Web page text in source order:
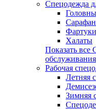
Спецодежда
Фартуки
Халаты
Показать все
обслуживания
Рабочая
Летняя
Зимняя